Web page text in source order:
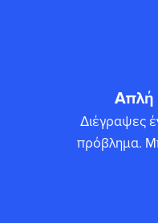
Απλή
Διέγραψες
πρόβλημα.